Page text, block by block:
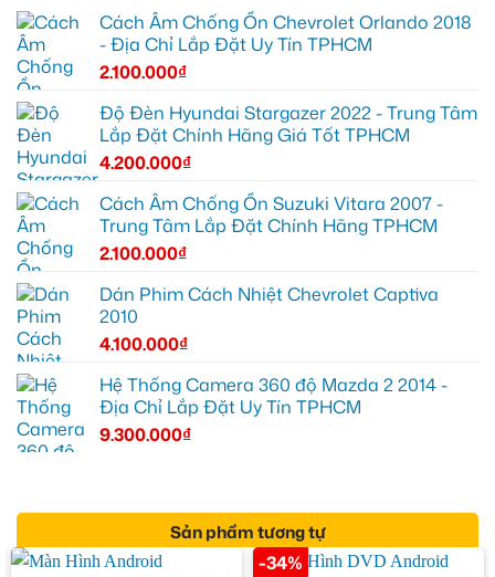
Cách Âm Chống Ồn Chevrolet Orlando 2018
- Địa Chỉ Lắp Đặt Uy Tín TPHCM
2.100.000₫
Độ Đèn Hyundai Stargazer 2022 - Trung Tâm
Lắp Đặt Chính Hãng Giá Tốt TPHCM
4.200.000₫
Cách Âm Chống Ồn Suzuki Vitara 2007 -
Trung Tâm Lắp Đặt Chính Hãng TPHCM
2.100.000₫
Dán Phim Cách Nhiệt Chevrolet Captiva
2010
4.100.000₫
Hệ Thống Camera 360 độ Mazda 2 2014 -
Địa Chỉ Lắp Đặt Uy Tín TPHCM
9.300.000₫
Sản phẩm tương tự
-34%